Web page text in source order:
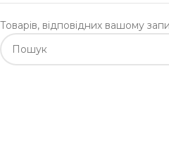
Товарів, відповідних вашому